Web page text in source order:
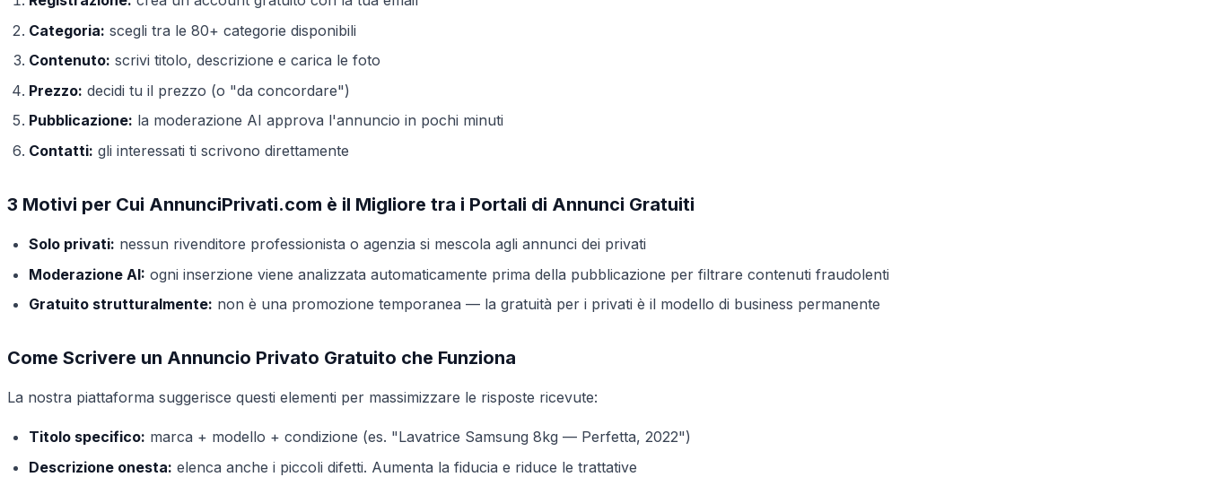
Categoria: scegli tra le 80+ categorie disponibili
Contenuto: scrivi titolo, descrizione e carica le foto
Prezzo: decidi tu il prezzo (o "da concordare")
Pubblicazione: la moderazione AI approva l'annuncio in pochi minuti
Contatti: gli interessati ti scrivono direttamente
3 Motivi per Cui AnnunciPrivati.com è il Migliore tra i Portali di Annunci Gratuiti
Solo privati: nessun rivenditore professionista o agenzia si mescola agli annunci dei privati
Moderazione AI: ogni inserzione viene analizzata automaticamente prima della pubblicazione per filtrare contenuti fraudolenti
Gratuito strutturalmente: non è una promozione temporanea — la gratuità per i privati è il modello di business permanente
Come Scrivere un Annuncio Privato Gratuito che Funziona
La nostra piattaforma suggerisce questi elementi per massimizzare le risposte ricevute:
Titolo specifico: marca + modello + condizione (es. "Lavatrice Samsung 8kg — Perfetta, 2022")
Descrizione onesta: elenca anche i piccoli difetti. Aumenta la fiducia e riduce le trattative